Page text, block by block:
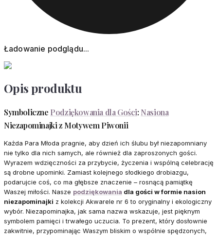
Ładowanie podglądu...
Opis produktu
Symboliczne Podziękowania dla Gości: Nasiona
Niezapominajki z Motywem Piwonii
Każda Para Młoda pragnie, aby dzień ich ślubu był niezapomniany
nie tylko dla nich samych, ale również dla zaproszonych gości.
Wyrazem wdzięczności za przybycie, życzenia i wspólną celebrację
są drobne upominki. Zamiast kolejnego słodkiego drobiazgu,
podarujcie coś, co ma głębsze znaczenie – rosnącą pamiątkę
Waszej miłości. Nasze podziękowania dla gości w formie nasion
niezapominajki z kolekcji Akwarele nr 6 to oryginalny i ekologiczny
wybór. Niezapominajka, jak sama nazwa wskazuje, jest pięknym
symbolem pamięci i trwałego uczucia. To prezent, który dosłownie
zakwitnie, przypominając Waszym bliskim o wspólnie spędzonych,